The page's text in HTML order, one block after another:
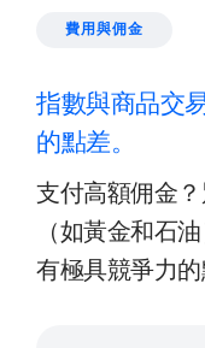
費用與佣金
指數與商品交
的點差。
支付高額佣金
（如黃金和石
有極具競爭力的